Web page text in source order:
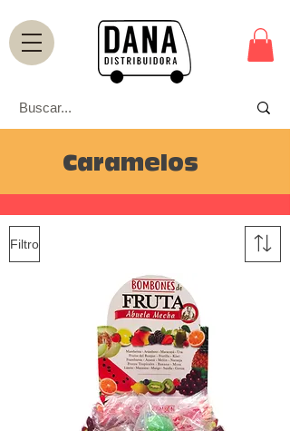
Caramelos
Filtro